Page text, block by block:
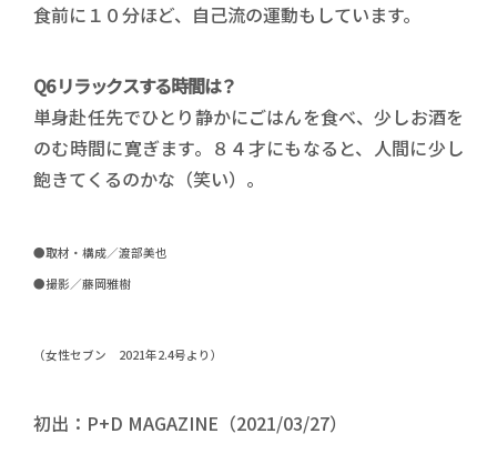
食前に１０分ほど、自己流の運動もしています。
Q6 リラックスする時間は？
単身赴任先でひとり静かにごはんを食べ、少しお酒を
のむ時間に寛ぎます。８４才にもなると、人間に少し
飽きてくるのかな（笑い）。
●取材・構成／渡部美也
●撮影／藤岡雅樹
（女性セブン 2021年2.4号より）
初出：P+D MAGAZINE（2021/03/27）